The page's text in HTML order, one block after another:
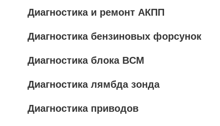
Диагностика и ремонт АКПП
Диагностика бензиновых форсунок
Диагностика блока BCM
Диагностика лямбда зонда
Диагностика приводов